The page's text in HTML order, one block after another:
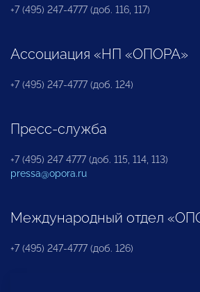
+7 (495) 247-4777 (доб. 116, 117)
Ассоциация «НП «ОПОРА»
+7 (495) 247-4777 (доб. 124)
Пресс-служба
+7 (495) 247 4777 (доб. 115, 114, 113)
pressa@opora.ru
Международный отдел
+7 (495) 247-4777 (доб. 126)